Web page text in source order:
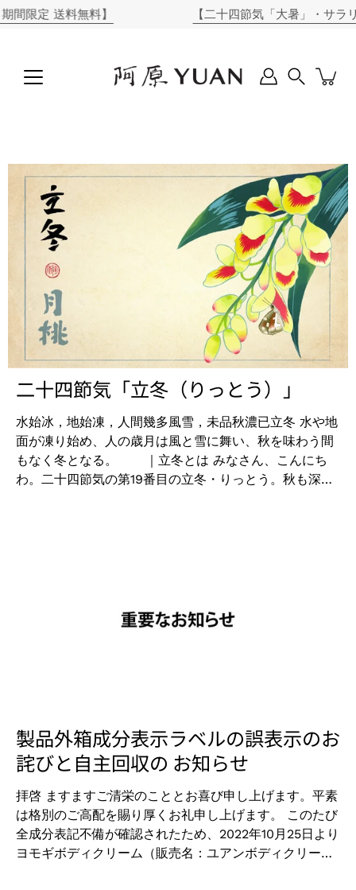
コ
ン
送料無料】 【二十四節気「大暑」・サラリメ
二十四節気「立冬（りっとう）」
水始冰，地始凍，人間幾多風雪，未品秋濃已立冬 水や地
面が凍り始め、人の歳月は風と雪に舞い、秋を味わう間
もなく冬となる。 ｜立冬とは みなさん、こんにち
わ。二十四節気の第19番目の立冬・りっとう。秋も深ま
モギとともにユアンにとっても特に大事なハーブのげっ
とう使用した下記の商品をお得な価格でお買上いただけ
にうるおいとハリを与え、しっとりやわらかな肌へ導き
ます。 ¥1,870 (税込) → ¥1,683 (税込) ・ゲット
ウスカルプシャンプー 月桃洗頭水-賦活 250mL ダメー
分）配合でダメージヘアを補修し、乾燥や切れ毛、枝毛
を防ぎます。加水分解ダイズタンパク（ヘアコンディシ
ョニング成分）がカーラやパーマにより柔軟性を失った
髪につやと滑らかさを与えます。 ¥3,410 (税込) →
製品外箱成分表示ラベルの誤表示のお
詫びと自主回収の お知らせ
拝啓 ますますご清栄のこととお喜び申し上げます。平素
は格別のご高配を賜り厚くお礼申し上げます。 このたび
全成分表記不備が確認されたため、2022年10月25日より
ヨモギボディクリーム（販売名：ユアンボディクリーム